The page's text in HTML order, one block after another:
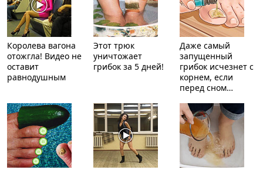
Королева вагона
отожгла! Видео не
оставит
равнодушным
Этот трюк
уничтожает
грибок за 5 дней!
Даже самый
запущенный
грибок исчезнет с
корнем, если
перед сном…